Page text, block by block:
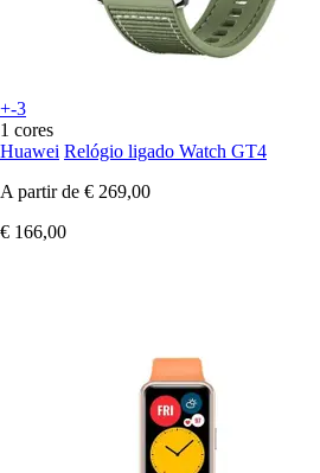
+-3
1 cores
Huawei Relógio ligado Watch GT4
A partir de € 269,00
€ 166,00